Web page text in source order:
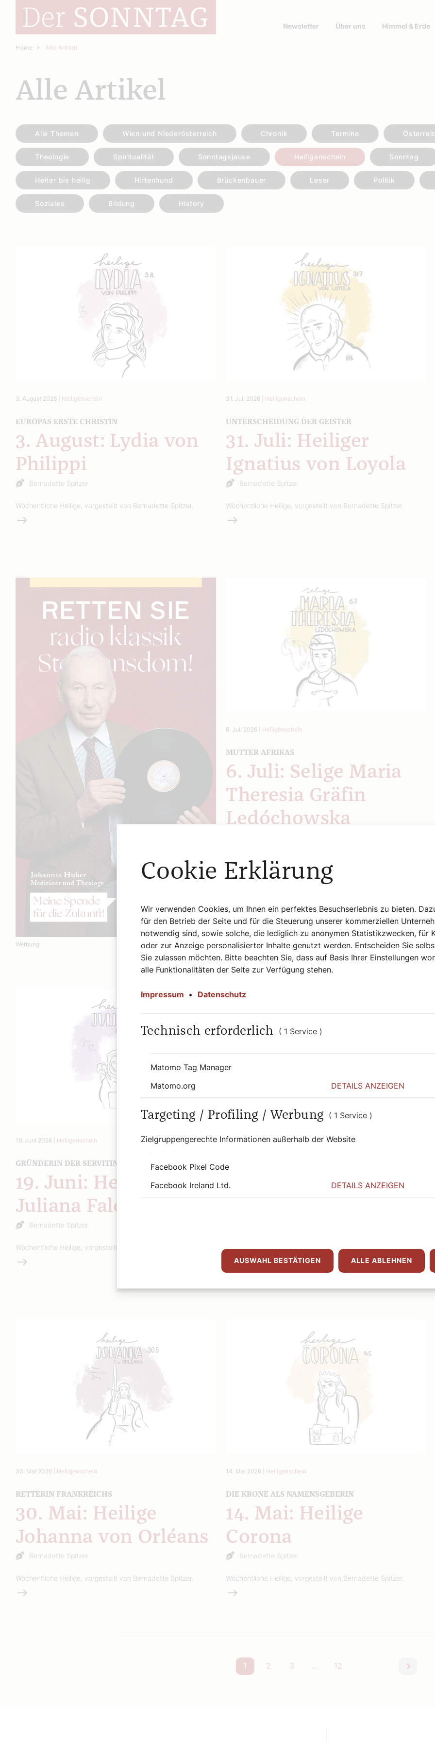
Newsletter Über uns Himmel & Erde
Home Alle Artikel
Alle Artikel
Alle Themen Wien und Niederösterreich Chronik Termine
Theologie Spiritualität Sonntagsjause Heiligenschein Sonntag
Heiter bis heilig Hirtenhund Brückenbauer Leser Politik
Soziales Bildung History
3. August 2026 Heiligenschein
EUROPAS ERSTE CHRISTIN
3. August: Lydia von
Philippi
Bernadette Spitzer
Wöchentliche Heilige, vorgestellt von Bernadette Spitzer.
Weiterlesen
31. Juli 2026 Heiligenschein
UNTERSCHEIDUNG DER GEISTER
31. Juli: Heiliger
Ignatius von Loyola
Bernadette Spitzer
Wöchentliche Heilige, vorgestellt von Bernadette Spitzer.
Weiterlesen
Werbung
6. Juli 2026 Heiligenschein
MUTTER AFRIKAS
6. Juli: Selige Maria
Theresia Gräfin
Ledóchowska
Wöchentliche Heilige, vorgestellt von Bernadette Spitzer.
Weiterlesen
19. Juni 2026 Heiligenschein
GRÜNDERIN DER SERVITINNEN
19. Juni: Heilige
Juliana Falconieri
Bernadette Spitzer
Wöchentliche Heilige, vorgestellt von Bernadette Spitzer.
Weiterlesen
11. Juni 2026|Heiligenschein
11. Juni: Selige
Wöchentliche Heilige, vorgestellt von Bernadette Spitzer.
Weiterlesen
30. Mai 2026 Heiligenschein
RETTERIN FRANKREICHS
30. Mai: Heilige
Johanna von Orléans
Bernadette Spitzer
Wöchentliche Heilige, vorgestellt von Bernadette Spitzer.
Weiterlesen
14. Mai 2026 Heiligenschein
DIE KRONE ALS ­NAMENSGEBERIN
14. Mai: Heilige
Corona
Bernadette Spitzer
Wöchentliche Heilige, vorgestellt von Bernadette Spitzer.
Weiterlesen
1 2 3 … 12
nächste
Cookie Erklärung
Wir verwenden Cookies, um Ihnen ein perfektes Besuchserlebnis zu bieten.
für den Betrieb der Seite und für die Steuerung unserer kommerziellen
notwendig sind, sowie solche, die lediglich zu anonymen Statistikzwecken, für
oder zur Anzeige personalisierter Inhalte genutzt werden. Entscheiden Sie
Sie zulassen möchten. Bitte beachten Sie, dass auf Basis Ihrer Einstellungen
alle Funktionalitäten der Seite zur Verfügung stehen.
Impressum • Datenschutz
Technisch erforderlich ( 1 Service )
Matomo Tag Manager
Matomo.org
DETAILS ANZEIGEN
Targeting / Profiling / Werbung ( 1 Service )
Zielgruppengerechte Informationen außerhalb der Website
Facebook Pixel Code
Facebook Ireland Ltd.
DETAILS ANZEIGEN
AUSWAHL BESTÄTIGEN ALLE ABLEHNEN